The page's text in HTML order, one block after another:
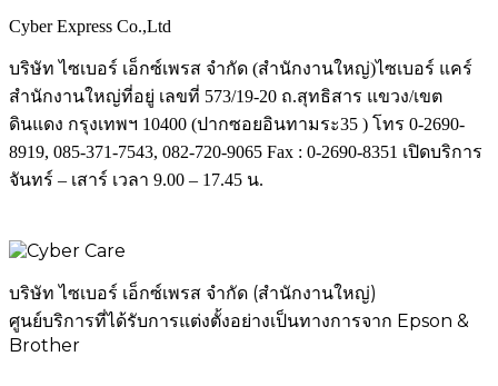
Cyber Express Co.,Ltd
บริษัท ไซเบอร์ เอ็กซ์เพรส จำกัด (สำนักงานใหญ่)ไซเบอร์ แคร์
สำนักงานใหญ่ที่อยู่ เลขที่ 573/19-20 ถ.สุทธิสาร แขวง/เขต
ดินแดง กรุงเทพฯ 10400 (ปากซอยอินทามระ35 ) โทร 0-2690-
8919, 085-371-7543, 082-720-9065 Fax : 0-2690-8351 เปิดบริการ
จันทร์ – เสาร์ เวลา 9.00 – 17.45 น.
บริษัท ไซเบอร์ เอ็กซ์เพรส จำกัด (สำนักงานใหญ่)
ศูนย์บริการที่ได้รับการแต่งตั้งอย่างเป็นทางการจาก Epson &
Brother